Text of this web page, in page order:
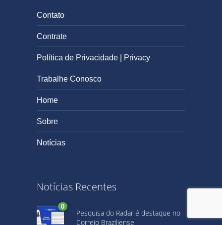
Contato
Contrate
Política de Privacidade | Privacy
Trabalhe Conosco
Home
Sobre
Notícias
Notícias Recentes
0
Pesquisa do Radar é destaque no
Correio Braziliense